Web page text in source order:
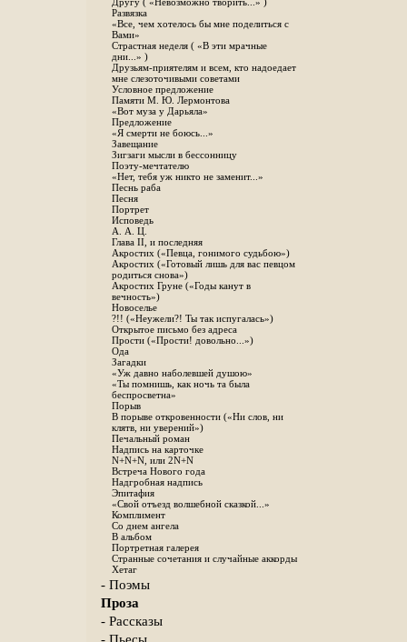
Другу ( «Невозможно творить...» )
Развязка
«Все, чем хотелось бы мне поделиться с
Вами»
Страстная неделя ( «В эти мрачные
дни...» )
Друзьям-приятелям и всем, кто надоедает
мне слезоточивыми советами
Условное предложение
Памяти М. Ю. Лермонтова
«Вот муза у Дарьяла»
Предложение
«Я смерти не боюсь...»
Завещание
Зигзаги мысли в бессонницу
Поэту-мечтателю
«Нет, тебя уж никто не заменит...»
Песнь раба
Песня
Портрет
Исповедь
А. А. Ц.
Глава II, и последняя
Акростих («Певца, гонимого судьбою»)
Акростих («Готовый лишь для вас певцом
родиться снова»)
Акростих Груне («Годы канут в
вечность»)
Новоселье
?!! («Неужели?! Ты так испугалась»)
Открытое письмо без адреса
Прости («Прости! довольно...»)
Ода
Загадки
«Уж давно наболевшей душою»
«Ты помнишь, как ночь та была
беспросветна»
Порыв
В порыве откровенности («Ни слов, ни
клятв, ни уверений»)
Печальный роман
Надпись на карточке
N+N+N, или 2N+N
Встреча Нового года
Надгробная надпись
Эпитафия
«Свой отъезд волшебной сказкой...»
Комплимент
Со днем ангела
В альбом
Портретная галерея
Странные сочетания и случайные аккорды
Хетаг
- Поэмы
Проза
- Рассказы